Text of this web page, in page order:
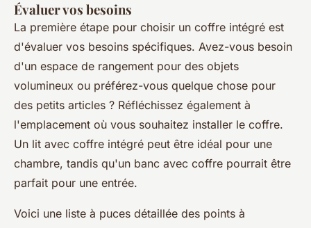
Évaluer vos besoins
La première étape pour choisir un coffre intégré est
d'évaluer vos besoins spécifiques. Avez-vous besoin
d'un espace de rangement pour des objets
volumineux ou préférez-vous quelque chose pour
des petits articles ? Réfléchissez également à
l'emplacement où vous souhaitez installer le coffre.
Un lit avec coffre intégré peut être idéal pour une
chambre, tandis qu'un banc avec coffre pourrait être
parfait pour une entrée.
Voici une liste à puces détaillée des points à